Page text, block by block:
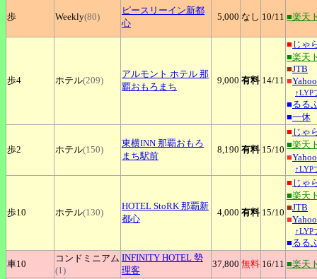
歩 Weekly(80)
ピースリーイン新都
心
5,000 なし 10/11 ■楽天
歩4 ホテル(209)
アルモント ホテル 那
覇おもろまち
9,000 有料 14/11
■ じゃ
■楽天
■JTB
■
↑LYP
■るる
■一休
歩2 ホテル(150)
東横INN 那覇おもろ
まち駅前
8,190 有料 15/10
■ じゃ
■楽天
■
↑LYP
歩10 ホテル(130)
HOTEL StoRK 那覇新
都心
4,000 有料 15/10
■ じゃ
■楽天
■JTB
■
↑LYP
■るる
車10
コンドミニアム
(1)
INFINITY HOTEL 勢
理客
37,800 無料 16/11 ■楽天